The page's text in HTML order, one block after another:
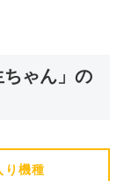
ゃん」の
り機種